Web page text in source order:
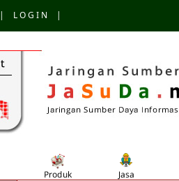
| L O G I N |